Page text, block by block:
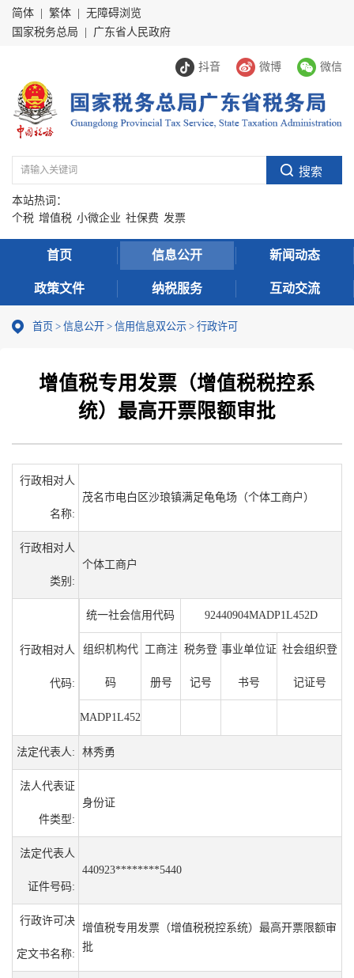
简体 繁体
无障碍浏览
国家税务总局
广东省人民政府
抖音 微博 微信
本站热词：
个税 增值税 小微企业 社保费 发票
首页 信息公开 新闻动态
政策文件 纳税服务 互动交流
首页 > 信息公开 > 信用信息双公示 > 行政许可
增值税专用发票（增值税税控系
统）最高开票限额审批
行政相对人
名称:
茂名市电白区沙琅镇满足龟龟场（个体工商户）
行政相对人
类别:
个体工商户
行政相对人
代码:
统一社会信用代码 92440904MADP1L452D
组织机构代
码
工商注
册号
税务登
记号
事业单位证
书号
社会组织登
记证号
MADP1L452
法定代表人: 林秀勇
法人代表证
件类型:
身份证
法定代表人
证件号码:
440923********5440
行政许可决
定文书名称:
增值税专用发票（增值税税控系统）最高开票限额审
批